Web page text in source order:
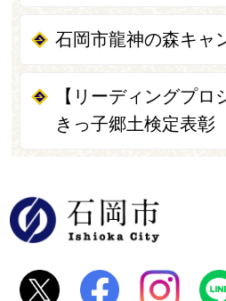
石岡市龍神の森キャ
【リーディングプロ
きっ子郷土検定表彰